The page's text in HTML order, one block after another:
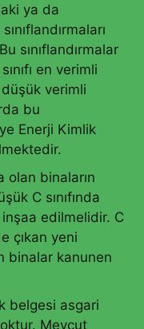
ya da
sınıflandırmalar
en verimli
düşük verimli
bu
Enerji Kimlik
olan binaların
C sınıfında
edilmelidir. C
çıkan yeni
binalar kanunen
belgesi asgari
Mevcut